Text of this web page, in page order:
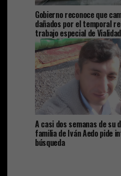
Gobierno reconoce que
dañados por el temporal
trabajo especial de Vialidad
A casi dos semanas de su
familia de Iván Aedo pide
búsqueda